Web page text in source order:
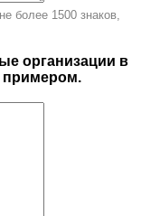
более 1500 знаков,
организации в
примером.